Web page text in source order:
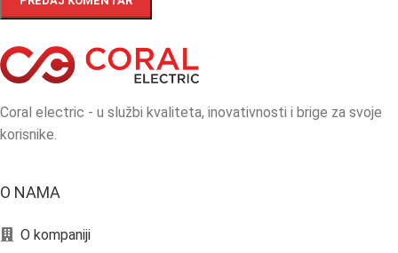
Coral electric - u službi kvaliteta, inovativnosti i brige za svoje
korisnike.
O NAMA
O kompaniji